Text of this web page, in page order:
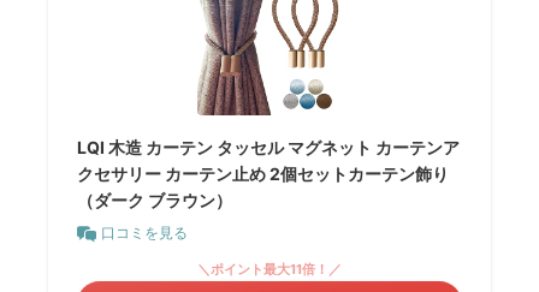
LQI 木造 カーテン タッセル マグネット カーテンア
クセサリー カーテン止め 2個セットカーテン飾り
（ダーク ブラウン）
口コミを見る
＼ポイント最大11倍！／